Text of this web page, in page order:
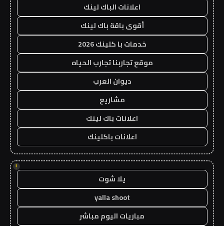
اعلانات الباك لينك
أقوى باقة باك لينك
خدمات با كلينك 2026
موقع تجاربنا تجارب الحياه
ديوان العرب
مشاريع
اعلانات باك لينك
اعلانات باكلينك
!
يلا شوت
yalla shoot
مباريات اليوم مباشر